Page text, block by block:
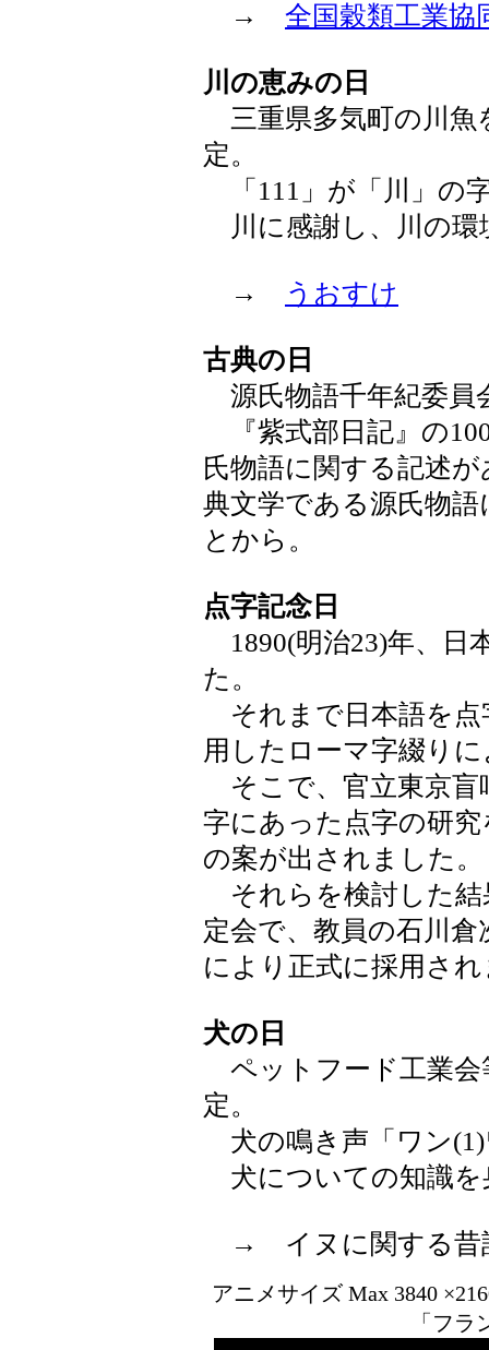
→ 全国穀類工業協
川の恵みの日
三重県多気町の川魚
定。
「111」が「川」の
川に感謝し、川の環
→ うおすけ
古典の日
源氏物語千年紀委員
『紫式部日記』の
氏物語に関する記述
典文学である源氏物
とから。
点字記念日
1890(明治23)年、日
た。
それまで日本語を点
用したローマ字綴り
そこで、官立東京盲
字にあった点字の研
の案が出されました。
それらを検討した結
定会で、教員の石川
により正式に採用さ
犬の日
ペットフード工業会
定。
犬の鳴き声「ワン(1)
犬についての知識を
→ イヌに関する
アニメサイズ Max 3840
「フ